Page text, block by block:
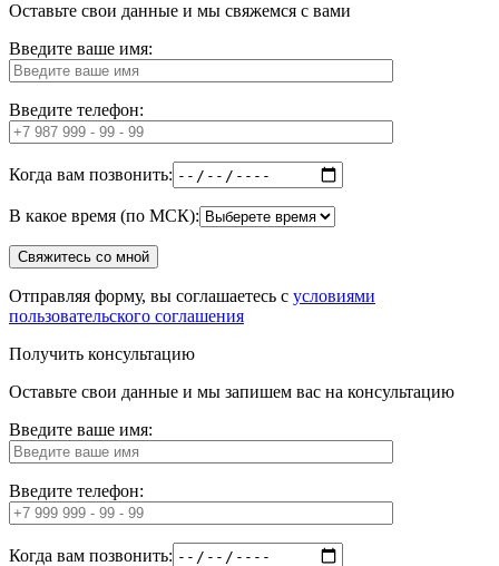
Оставьте свои данные и мы свяжемся с вами
Введите ваше имя:
Введите телефон:
Когда вам позвонить:
В какое время (по МСК):
Отправляя форму, вы соглашаетесь с условиями
пользовательского соглашения
Получить консультацию
Оставьте свои данные и мы запишем вас на консультацию
Введите ваше имя:
Введите телефон:
Когда вам позвонить: